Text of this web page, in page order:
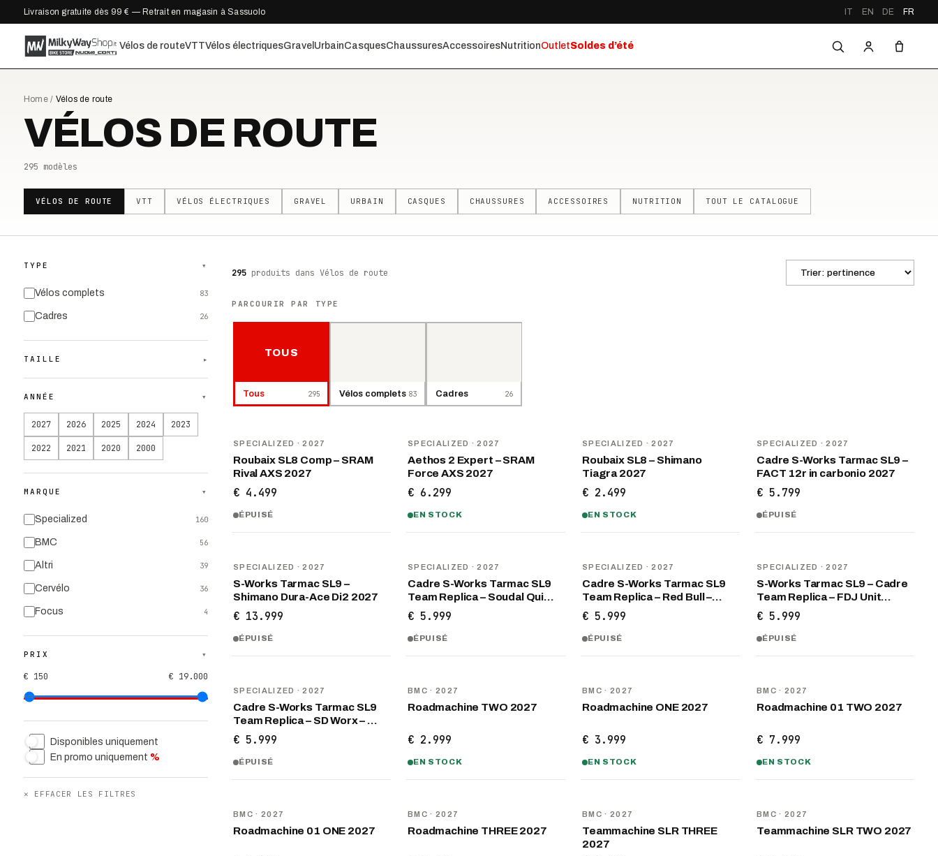
Livraison gratuite dès 99 € — Retrait en magasin à Sassuolo IT EN DE FR
Vélos de routeVTTVélos électriquesGravel UrbainCasquesChaussuresAccessoiresNutritionOutletSoldes d’été
Home/ Vélos de route
VÉLOS DE ROUTE
295 modèles
VÉLOS DE ROUTE VTT VÉLOS ÉLECTRIQUES GRAVEL URBAIN CASQUES CHAUSSURES ACCESSOIRES NUTRITION TOUT LE CATALOGUE
TYPE ▾
Vélos complets 83
Cadres 26
TAILLE ▾
ANNÉE ▾
2027 2026 2025 2024 2023
2022 2021 2020 2000
MARQUE ▾
Specialized 160
BMC 56
Altri 39
Cervélo 36
Focus 4
PRIX ▾
€ 150 € 19.000
Disponibles uniquement
En promo uniquement %
✕ EFFACER LES FILTRES
295 produits dans Vélos de route
PARCOURIR PAR TYPE
TOUS
Tous 295 Vélos complets 83 Cadres 26
SPECIALIZED · 2027
Roubaix SL8 Comp – SRAM
Rival AXS 2027
€ 4.499
ÉPUISÉ
SPECIALIZED · 2027
Aethos 2 Expert – SRAM
Force AXS 2027
€ 6.299
EN STOCK
SPECIALIZED · 2027
Roubaix SL8 – Shimano
Tiagra 2027
€ 2.499
EN STOCK
SPECIALIZED · 2027
Cadre S-Works Tarmac SL9 –
FACT 12r in carbonio 2027
€ 5.799
ÉPUISÉ
SPECIALIZED · 2027
S-Works Tarmac SL9 –
Shimano Dura-Ace Di2 2027
€ 13.999
ÉPUISÉ
SPECIALIZED · 2027
Cadre S-Works Tarmac SL9
Team Replica – Soudal Qui…
€ 5.999
ÉPUISÉ
SPECIALIZED · 2027
Cadre S-Works Tarmac SL9
Team Replica – Red Bull –…
€ 5.999
ÉPUISÉ
SPECIALIZED · 2027
S-Works Tarmac SL9 – Cadre
Team Replica – FDJ Unit…
€ 5.999
ÉPUISÉ
SPECIALIZED · 2027
Cadre S-Works Tarmac SL9
Team Replica – SD Worx – …
€ 5.999
ÉPUISÉ
BMC · 2027
Roadmachine TWO 2027
€ 2.999
EN STOCK
BMC · 2027
Roadmachine ONE 2027
€ 3.999
EN STOCK
BMC · 2027
Roadmachine 01 TWO 2027
€ 7.999
EN STOCK
BMC · 2027
Roadmachine 01 ONE 2027
BMC · 2027
Roadmachine THREE 2027
BMC · 2027
Teammachine SLR THREE
2027
BMC · 2027
Teammachine SLR TWO 2027